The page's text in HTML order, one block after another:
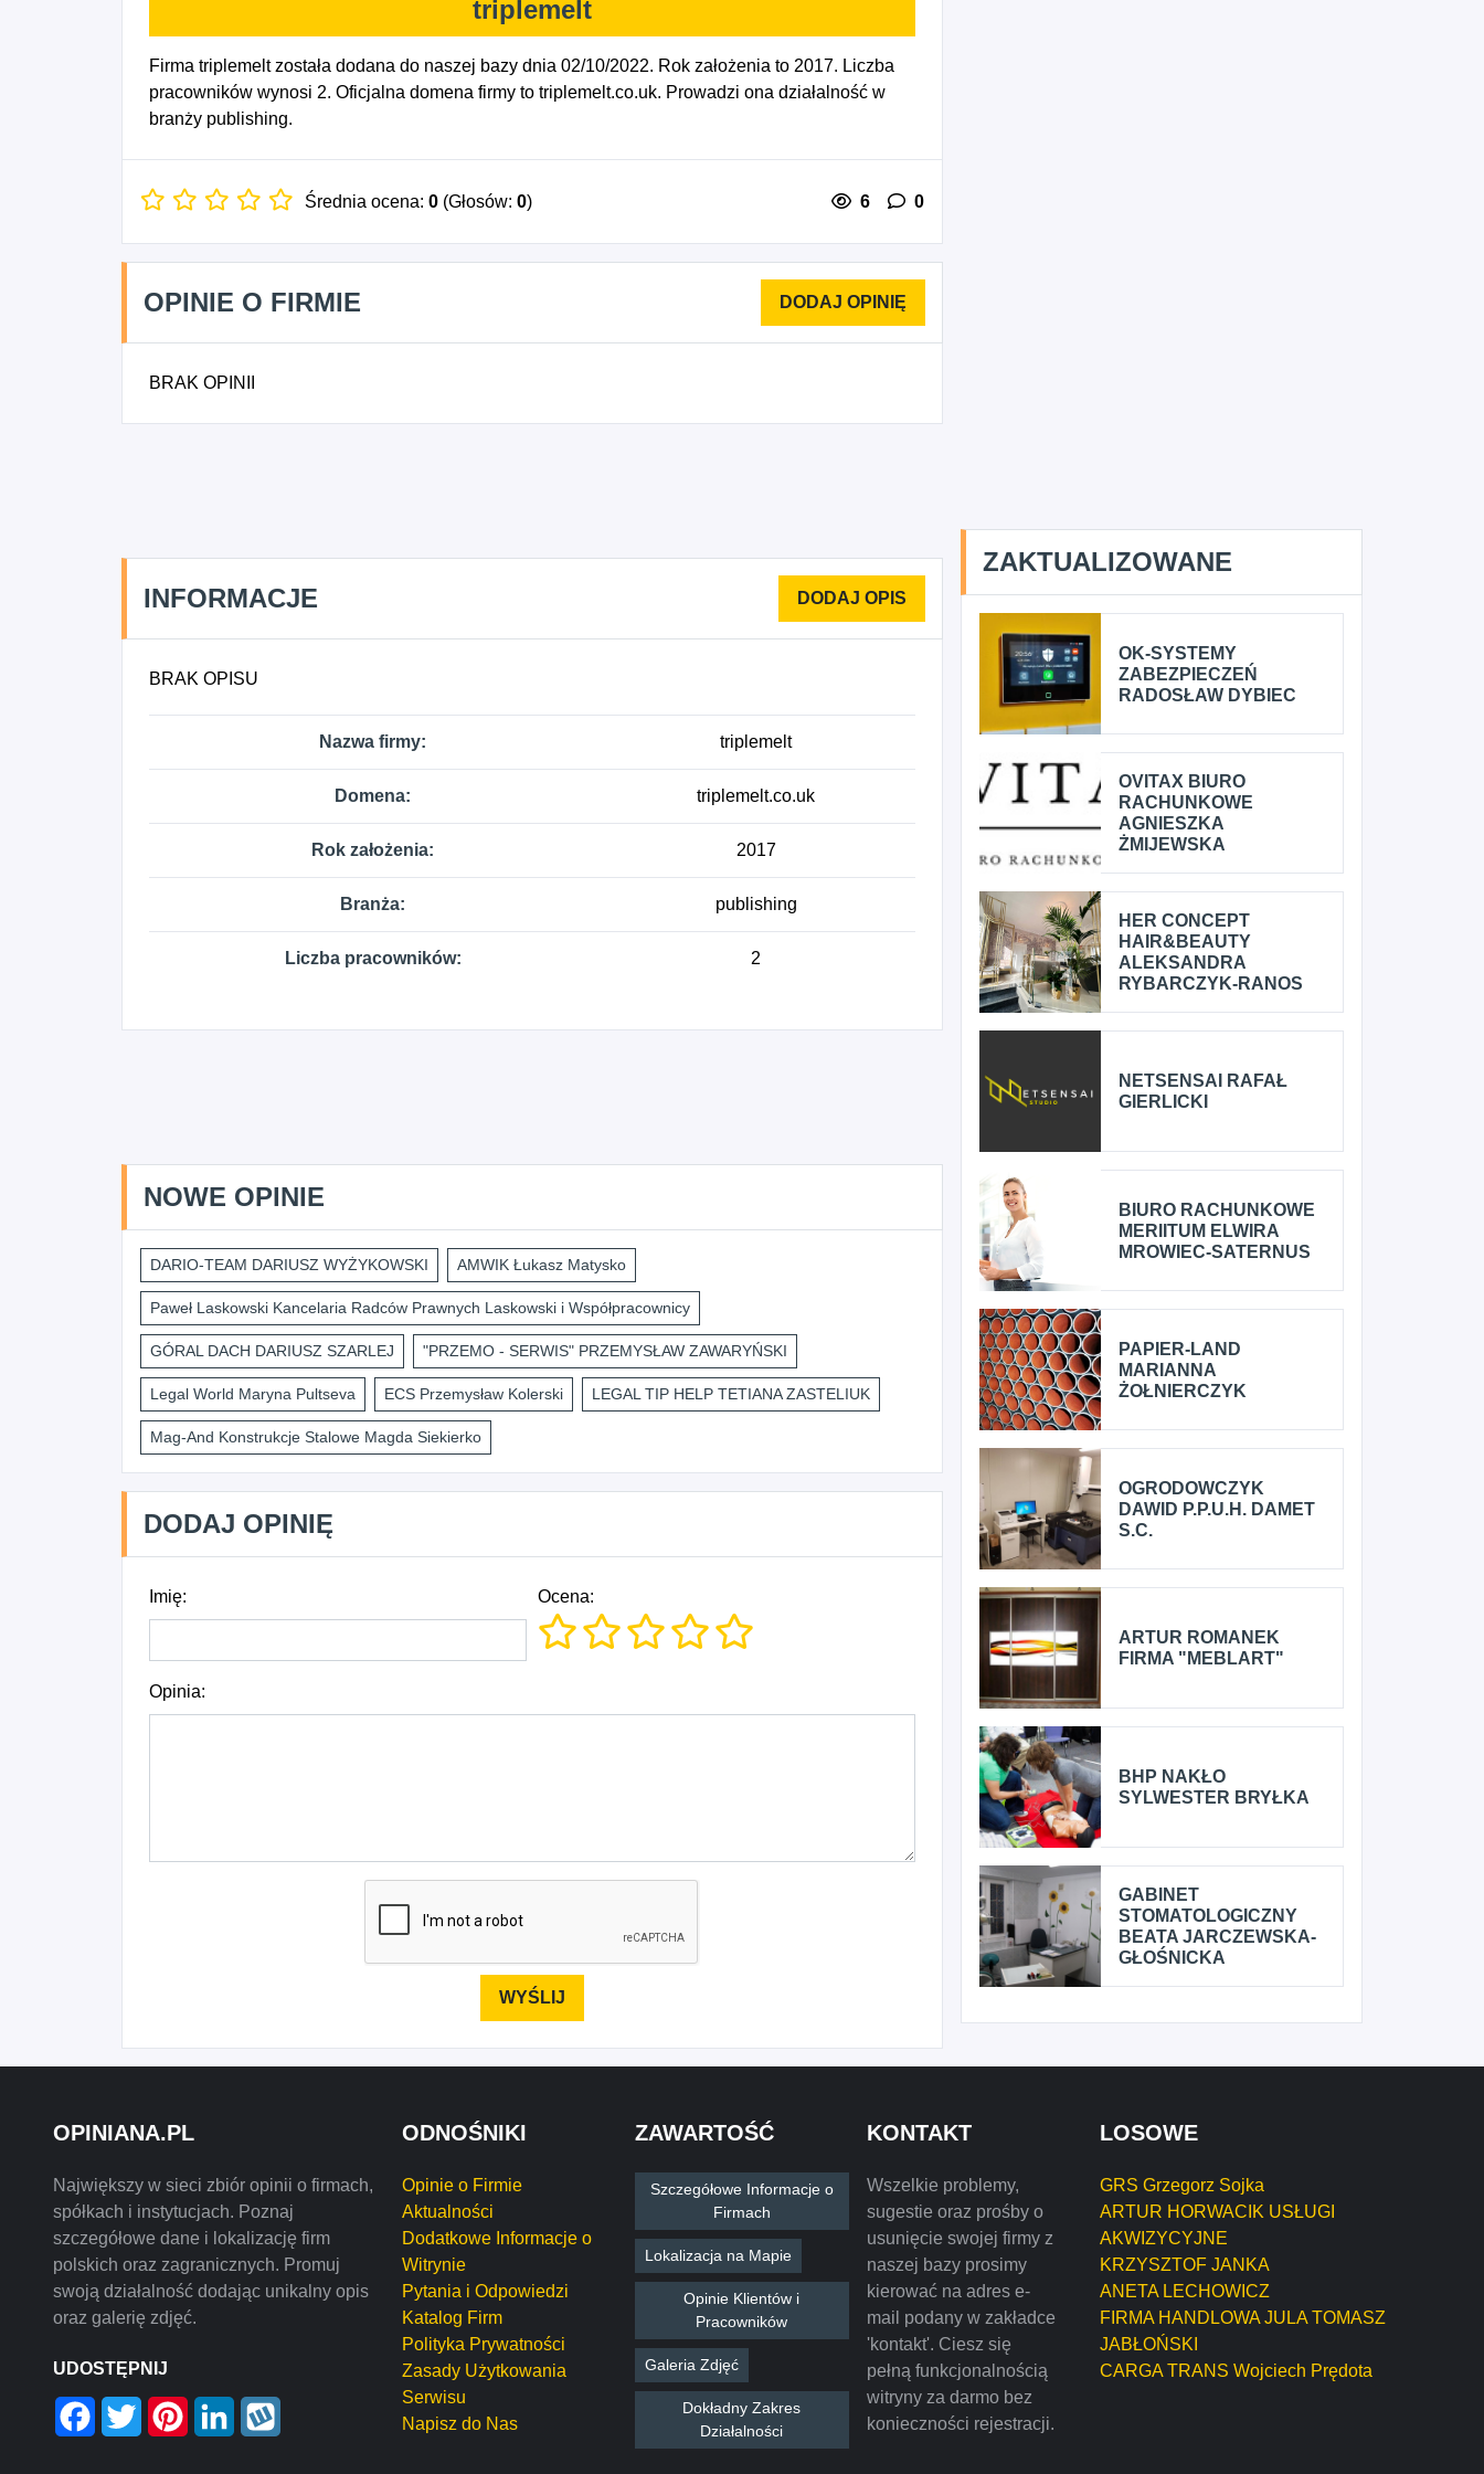
triplemelt
Firma triplemelt została dodana do naszej bazy dnia 02/10/2022. Rok założenia to 2017. Liczba
pracowników wynosi 2. Oficjalna domena firmy to triplemelt.co.uk. Prowadzi ona działalność w
branży publishing.
Średnia ocena: 0 (Głosów: 0) 6 0
OPINIE O FIRMIE
BRAK OPINII
INFORMACJE
BRAK OPISU
Nazwa firmy: triplemelt
Domena: triplemelt.co.uk
Rok założenia: 2017
Branża: publishing
Liczba pracowników: 2
NOWE OPINIE
DARIO-TEAM DARIUSZ WYŻYKOWSKI AMWIK Łukasz Matysko
Paweł Laskowski Kancelaria Radców Prawnych Laskowski i Współpracownicy
GÓRAL DACH DARIUSZ SZARLEJ "PRZEMO - SERWIS" PRZEMYSŁAW ZAWARYŃSKI
Legal World Maryna Pultseva ECS Przemysław Kolerski LEGAL TIP HELP TETIANA ZASTELIUK
Mag-And Konstrukcje Stalowe Magda Siekierko
DODAJ OPINIĘ
Imię: Ocena:
Opinia:
ZAKTUALIZOWANE
OK-SYSTEMY
ZABEZPIECZEŃ
RADOSŁAW DYBIEC
OVITAX BIURO
RACHUNKOWE
AGNIESZKA
ŻMIJEWSKA
HER CONCEPT
HAIR&BEAUTY
ALEKSANDRA
RYBARCZYK-RANOS
NETSENSAI RAFAŁ
GIERLICKI
BIURO RACHUNKOWE
MERIITUM ELWIRA
MROWIEC-SATERNUS
PAPIER-LAND
MARIANNA
ŻOŁNIERCZYK
OGRODOWCZYK
DAWID P.P.U.H. DAMET
S.C.
ARTUR ROMANEK
FIRMA "MEBLART"
BHP NAKŁO
SYLWESTER BRYŁKA
GABINET
STOMATOLOGICZNY
BEATA JARCZEWSKA-
GŁOŚNICKA
OPINIANA.PL
Największy w sieci zbiór opinii o firmach,
spółkach i instytucjach. Poznaj
szczegółowe dane i lokalizację firm
polskich oraz zagranicznych. Promuj
swoją działalność dodając unikalny opis
oraz galerię zdjęć.
UDOSTĘPNIJ
Facebook
Twitter PinterestLinkedIn
ODNOŚNIKI
Opinie o Firmie
Aktualności
Dodatkowe Informacje o
Witrynie
Pytania i Odpowiedzi
Katalog Firm
Polityka Prywatności
Zasady Użytkowania
Serwisu
Napisz do Nas
ZAWARTOŚĆ
Szczegółowe Informacje o
Firmach
Lokalizacja na Mapie
Opinie Klientów i
Pracowników
Galeria Zdjęć
Dokładny Zakres
Działalności
KONTAKT
Wszelkie problemy,
sugestie oraz prośby o
usunięcie swojej firmy z
naszej bazy prosimy
kierować na adres e-
mail podany w zakładce
'kontakt'. Ciesz się
pełną funkcjonalnością
witryny za darmo bez
konieczności rejestracji.
LOSOWE
GRS Grzegorz Sojka
ARTUR HORWACIK USŁUGI
AKWIZYCYJNE
KRZYSZTOF JANKA
ANETA LECHOWICZ
FIRMA HANDLOWA JULA TOMASZ
JABŁOŃSKI
CARGA TRANS Wojciech Prędota